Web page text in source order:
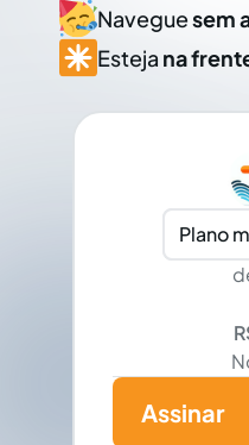
Naveguesem
Esteja na
Plano
Assinar